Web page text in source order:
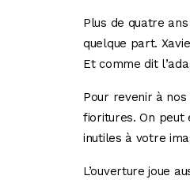
Plus de quatre
quelque part.
Et comme dit
Pour revenir à
fioritures. On peut
inutiles à votre
L’ouverture joue